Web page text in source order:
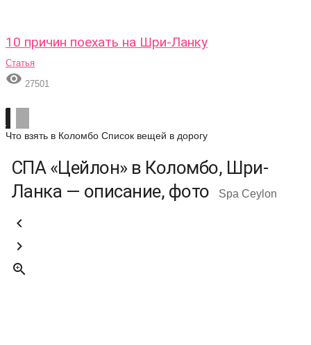
10 причин поехать на Шри-Ланку
Статья
 27501
Что взять в Коломбо Список вещей в дорогу
СПА «Цейлон» в Коломбо, Шри-
Ланка — описание, фото
Spa Ceylon


